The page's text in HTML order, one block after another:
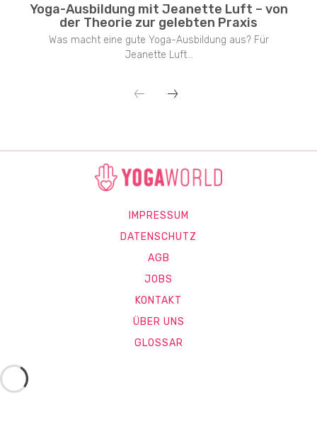
Yoga-Ausbildung mit Jeanette Luft – von
der Theorie zur gelebten Praxis
Was macht eine gute Yoga-Ausbildung aus? Für
Jeanette Luft...
IMPRESSUM
DATENSCHUTZ
AGB
JOBS
KONTAKT
ÜBER UNS
GLOSSAR